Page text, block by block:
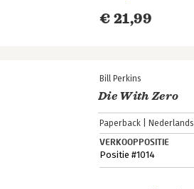
€ 21,99
Bill Perkins
Die With Zero
Paperback Nederlands
VERKOOPPOSITIE
Positie #1014